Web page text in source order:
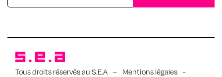
Tous droits réservés au S.E.A – Mentions légales -